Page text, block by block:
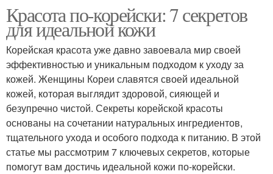
Красота по-корейски: 7 секретов
для идеальной кожи
Корейская красота уже давно завоевала мир своей
эффективностью и уникальным подходом к уходу за
кожей. Женщины Кореи славятся своей идеальной
кожей, которая выглядит здоровой, сияющей и
безупречно чистой. Секреты корейской красоты
основаны на сочетании натуральных ингредиентов,
тщательного ухода и особого подхода к питанию. В этой
статье мы рассмотрим 7 ключевых секретов, которые
помогут вам достичь идеальной кожи по-корейски.